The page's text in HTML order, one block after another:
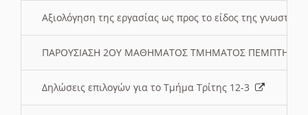
Αξιολόγηση της εργασίας ως προς το είδος της
ΠΑΡΟΥΣΙΑΣΗ 2ΟΥ ΜΑΘΗΜΑΤΟΣ ΤΜΗΜΑΤΟΣ
Δηλώσεις επιλογών για το Τμήμα Τρίτης 12-3